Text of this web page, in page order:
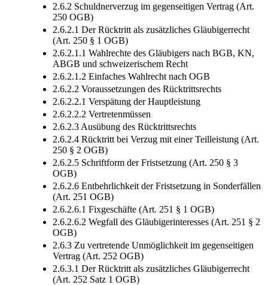
2.6.2 Schuldnerverzug im gegenseitigen Vertrag (Art.
250 OGB)
2.6.2.1 Der Rücktritt als zusätzliches Gläubigerrecht
(Art. 250 § 1 OGB)
2.6.2.1.1 Wahlrechte des Gläubigers nach BGB, KN,
ABGB und schweizerischem Recht
2.6.2.1.2 Einfaches Wahlrecht nach OGB
2.6.2.2 Voraussetzungen des Rücktrittsrechts
2.6.2.2.1 Verspätung der Hauptleistung
2.6.2.2.2 Vertretenmüssen
2.6.2.3 Ausübung des Rücktrittsrechts
2.6.2.4 Rücktritt bei Verzug mit einer Teilleistung (Art.
250 § 2 OGB)
2.6.2.5 Schriftform der Fristsetzung (Art. 250 § 3
OGB)
2.6.2.6 Entbehrlichkeit der Fristsetzung in Sonderfällen
(Art. 251 OGB)
2.6.2.6.1 Fixgeschäfte (Art. 251 § 1 OGB)
2.6.2.6.2 Wegfall des Gläubigerinteresses (Art. 251 § 2
OGB)
2.6.3 Zu vertretende Unmöglichkeit im gegenseitigen
Vertrag (Art. 252 OGB)
2.6.3.1 Der Rücktritt als zusätzliches Gläubigerrecht
(Art. 252 Satz 1 OGB)